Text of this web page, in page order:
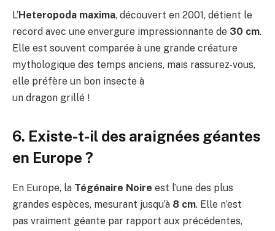
L’Heteropoda maxima, découvert en 2001, détient le
record avec une envergure impressionnante de 30 cm.
Elle est souvent comparée à une grande créature
mythologique des temps anciens, mais rassurez-vous,
elle préfère un bon insecte à
un dragon grillé !
6. Existe-t-il des araignées géantes
en Europe ?
En Europe, la Tégénaire Noire est l’une des plus
grandes espèces, mesurant jusqu’à 8 cm. Elle n’est
pas vraiment géante par rapport aux précédentes,